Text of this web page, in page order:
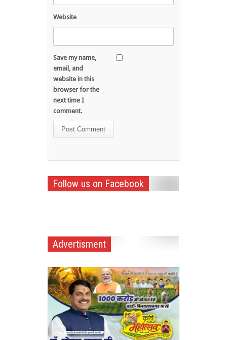
Website
Save my name,
email, and
website in this
browser for the
next time I
comment.
Follow us on Facebook
Advertisment